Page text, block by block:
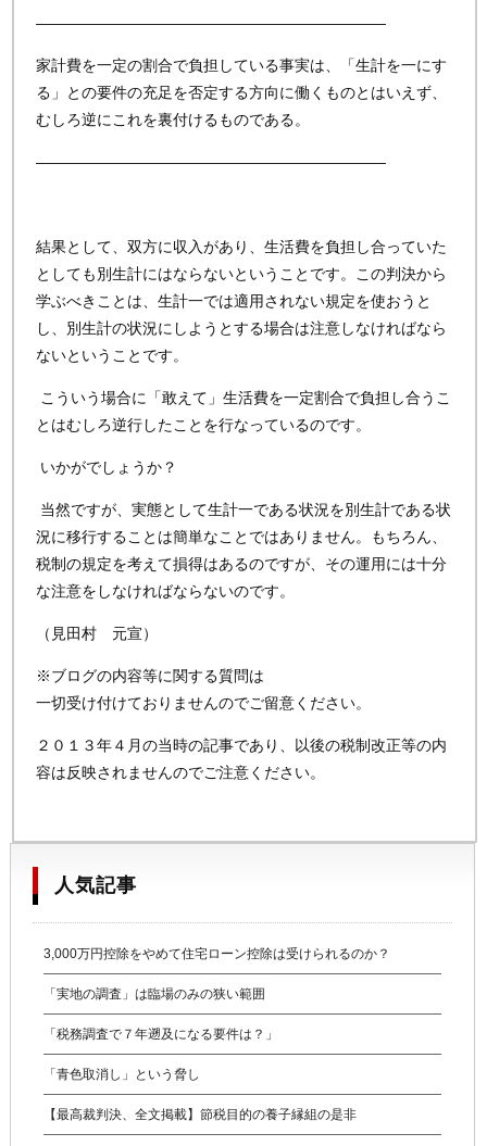
———————————————————————
家計費を一定の割合で負担している事実は、「生計を一にす
る」との要件の充足を否定する方向に働くものとはいえず、
むしろ逆にこれを裏付けるものである。
———————————————————————
結果として、双方に収入があり、生活費を負担し合っていた
としても別生計にはならないということです。この判決から
学ぶべきことは、生計一では適用されない規定を使おうと
し、別生計の状況にしようとする場合は注意しなければなら
ないということです。
こういう場合に「敢えて」生活費を一定割合で負担し合うこ
とはむしろ逆行したことを行なっているのです。
いかがでしょうか？
当然ですが、実態として生計一である状況を別生計である状
況に移行することは簡単なことではありません。もちろん、
税制の規定を考えて損得はあるのですが、その運用には十分
な注意をしなければならないのです。
（見田村 元宣）
※ブログの内容等に関する質問は
一切受け付けておりませんのでご留意ください。
２０１３年４月の当時の記事であり、以後の税制改正等の内
容は反映されませんのでご注意ください。
人気記事
3,000万円控除をやめて住宅ローン控除は受けられるのか？
「実地の調査」は臨場のみの狭い範囲
「税務調査で７年遡及になる要件は？」
「青色取消し」という脅し
【最高裁判決、全文掲載】節税目的の養子縁組の是非